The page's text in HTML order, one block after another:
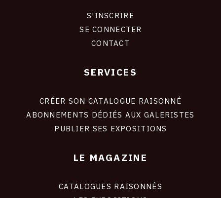
S'INSCRIRE
SE CONNECTER
CONTACT
SERVICES
CRÉER SON CATALOGUE RAISONNÉ
ABONNEMENTS DÉDIÉS AUX GALERISTES
PUBLIER SES EXPOSITIONS
LE MAGAZINE
CATALOGUES RAISONNÉS